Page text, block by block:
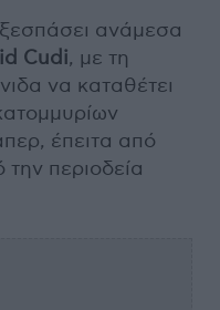
ανάμεσα
Cudi, με τη
να καταθέτει
έπειτα από
περιοδεία